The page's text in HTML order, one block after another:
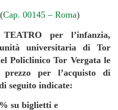
(Cap. 00145 – Roma)
per l’infanzia,
universitaria di Tor
Policlinico Tor Vergata le
per l’acquisto di
seguito indicate:
su biglietti e